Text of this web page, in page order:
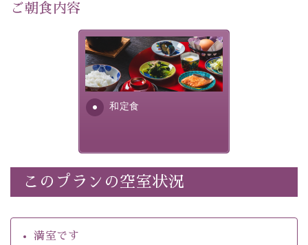
・館内フリーWi-Fi
・チェックイン15時、チェックアウト10時
・朝夕個室料亭で個室食
・夕食は地産地消の創作和会席 美湖膳（二十四節気と
・朝食はこだわりの味噌汁をはじめとした和定食
【温泉】
自家源泉「美翠源泉」は酸化の進みが遅く新鮮で若返り
の効果が高い、極めて希有な源泉です。身も心も癒され
るご入浴をお愉しみください。
ご朝食内容
和定食
さっぱりとした和食膳に使わ
れる食材は、諏訪の名産品を
ふんだんに取り入れ、安心・
安全を心掛けた長野県産...
このプランの空室状況
満室です